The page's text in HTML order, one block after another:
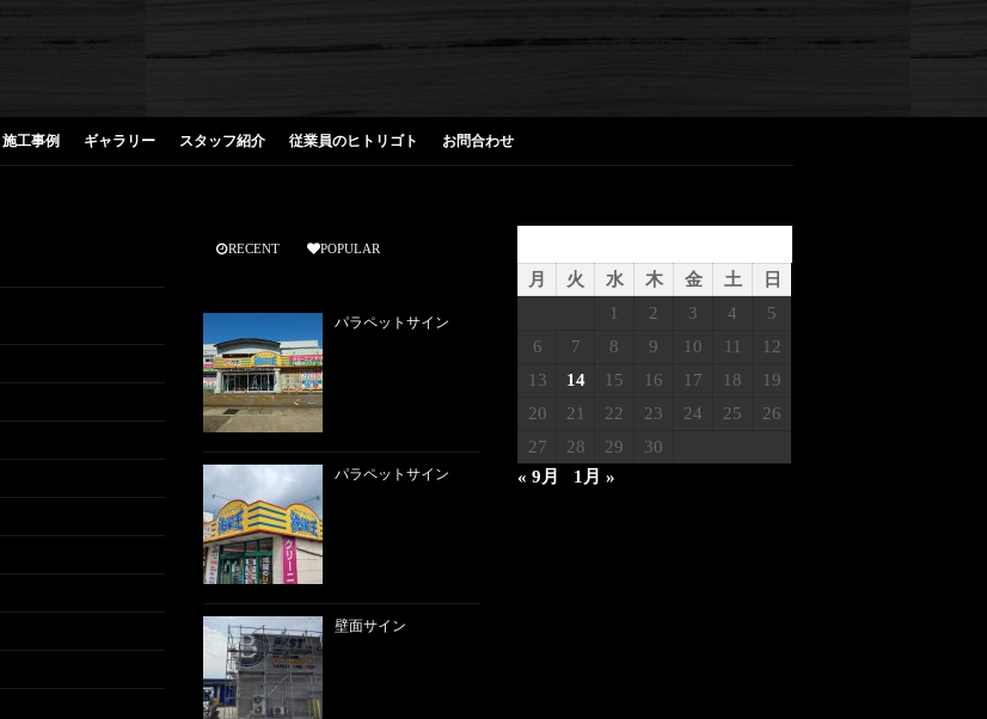
施工事例 ギャラリー スタッフ紹介 従業員のヒトリゴト お問合わせ
RECENT POPULAR
パラペットサイン
パラペットサイン
壁面サイン
月
火 水 木 金 土
日
1
2 3 4
5
6
7 8 9 10 11
12
13
14 15 16 17 18
19
20
21 22 23 24 25
26
27
28 29
30
« 9月
1月 »